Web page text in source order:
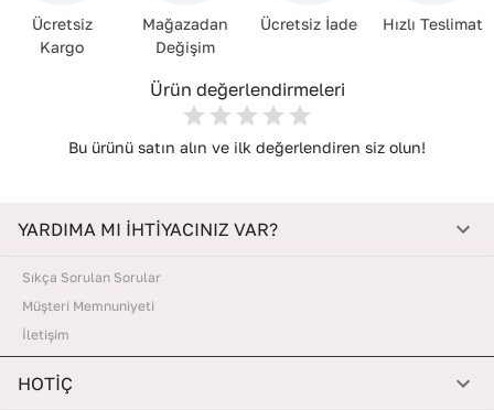
Deri Cinsi Dana Derisi
Ücretsiz
Kargo
Mağazadan
Değişim
Ücretsiz İade Hızlı Teslimat
Ürün değerlendirmeleri
Bu ürünü satın alın ve ilk değerlendiren siz olun!
YARDIMA MI İHTİYACINIZ VAR?
Sıkça Sorulan Sorular
Müşteri Memnuniyeti
İletişim
HOTİÇ